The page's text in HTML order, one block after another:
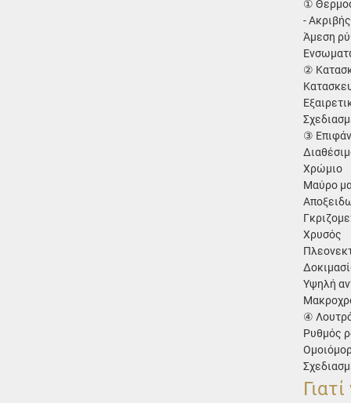
①
-
Άμεση
②
③
Χρώμιο
Μαύρο
Χρυσός
Υψηλή
④
Ρυθμός